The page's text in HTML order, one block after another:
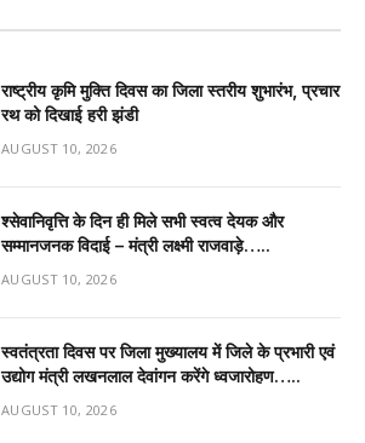
राष्ट्रीय कृमि मुक्ति दिवस का जिला स्तरीय शुभारंभ, प्रचार
रथ को दिखाई हरी झंडी
AUGUST 10, 2026
श्सेवानिवृत्ति के दिन ही मिले सभी स्वत्व देयक और
सम्मानजनक विदाई – मंत्री लक्ष्मी राजवाड़े…..
AUGUST 10, 2026
स्वतंत्रता दिवस पर जिला मुख्यालय में जिले के प्रभारी एवं
उद्योग मंत्री लखनलाल देवांगन करेंगे ध्वजारोहण…..
AUGUST 10, 2026